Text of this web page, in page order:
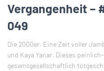
Vergangenheit –
049
Die 2000er. Eine Zeit voller
und Kaya Yanar. Dieses
gesamtgesellschaftlich